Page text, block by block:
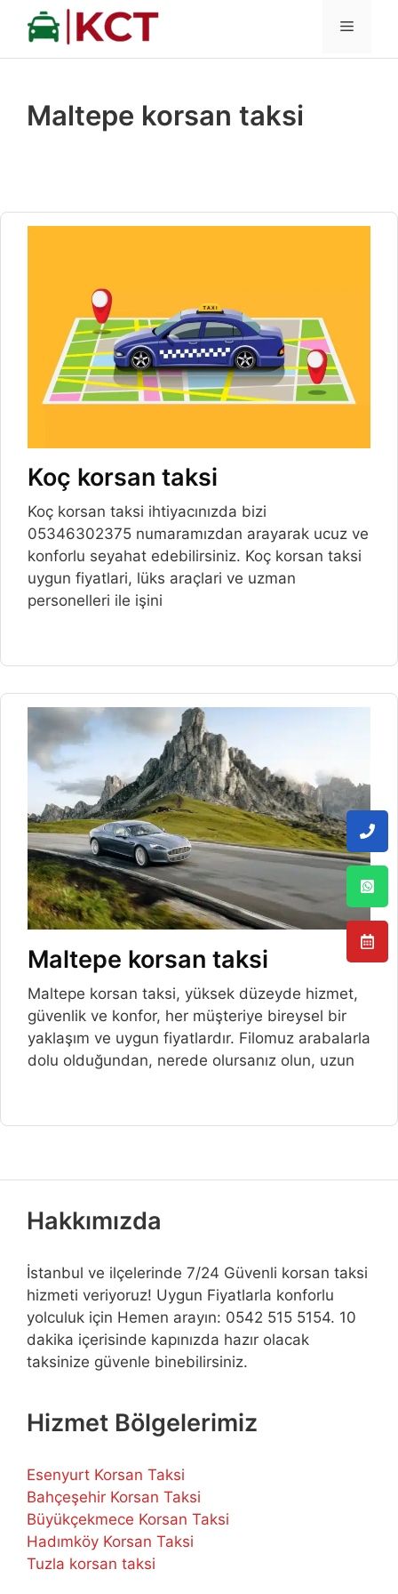
İçeriğe
MENÜ
Maltepe korsan taksi
Koç korsan taksi
Koç korsan taksi ihtiyacınızda bizi
05346302375 numaramızdan arayarak ucuz ve
konforlu seyahat edebilirsiniz. Koç korsan taksi
uygun fiyatlari, lüks araçlari ve uzman
personelleri ile işini
Maltepe korsan taksi
Maltepe korsan taksi, yüksek düzeyde hizmet,
güvenlik ve konfor, her müşteriye bireysel bir
yaklaşım ve uygun fiyatlardır. Filomuz arabalarla
dolu olduğundan, nerede olursanız olun, uzun
Hakkımızda
İstanbul ve ilçelerinde 7/24 Güvenli korsan taksi
hizmeti veriyoruz! Uygun Fiyatlarla konforlu
yolculuk için Hemen arayın: 0542 515 5154. 10
dakika içerisinde kapınızda hazır olacak
taksinize güvenle binebilirsiniz.
Hizmet Bölgelerimiz
Esenyurt Korsan Taksi
Bahçeşehir Korsan Taksi
Büyükçekmece Korsan Taksi
Hadımköy Korsan Taksi
Tuzla korsan taksi